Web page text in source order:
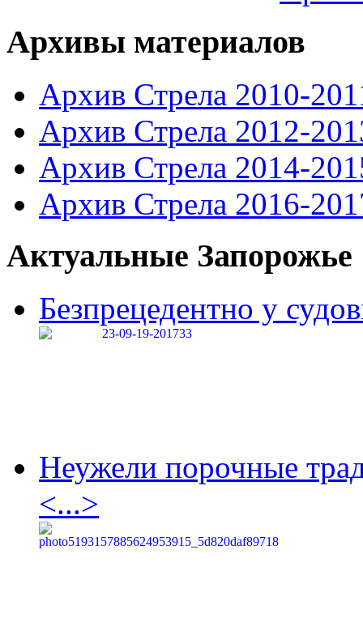
Архивы материалов
Архив Стрела 2010-
Архив Стрела 2012-
Архив Стрела 2014-
Архив Стрела 2016-
Актуальные Запорожье
Безпрецедентно у
Неужели порочные
<...>